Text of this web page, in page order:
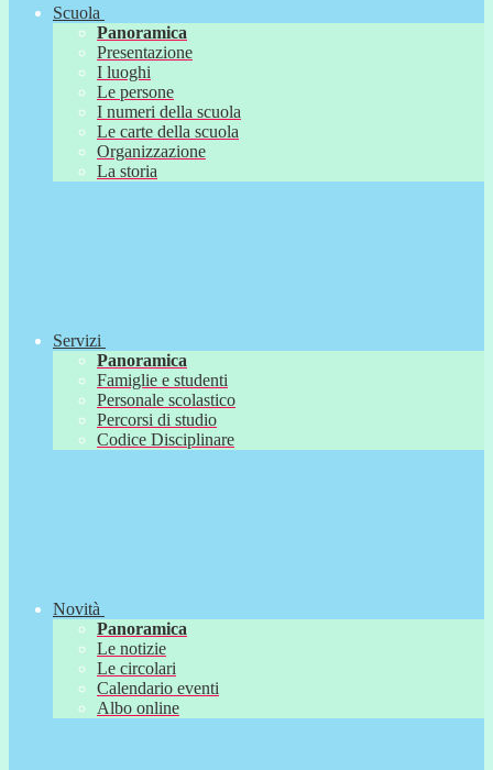
Scuola
Panoramica
Presentazione
I luoghi
Le persone
I numeri della scuola
Le carte della scuola
Organizzazione
La storia
Servizi
Panoramica
Famiglie e studenti
Personale scolastico
Percorsi di studio
Codice Disciplinare
Novità
Panoramica
Le notizie
Le circolari
Calendario eventi
Albo online